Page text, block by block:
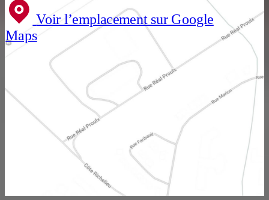
Voir l’emplacement sur Google
Maps